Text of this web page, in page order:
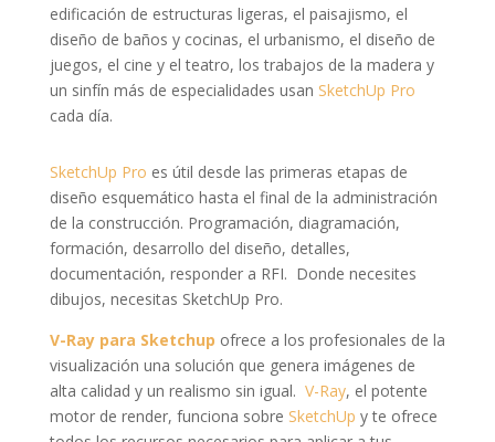
edificación de estructuras ligeras, el paisajismo, el
diseño de baños y cocinas, el urbanismo, el diseño de
juegos, el cine y el teatro, los trabajos de la madera y
un sinfín más de especialidades usan SketchUp Pro
cada día.
SketchUp Pro es útil desde las primeras etapas de
diseño esquemático hasta el final de la administración
de la construcción. Programación, diagramación,
formación, desarrollo del diseño, detalles,
documentación, responder a RFI. Donde necesites
dibujos, necesitas SketchUp Pro.
V-Ray para Sketchup ofrece a los profesionales de la
visualización una solución que genera imágenes de
alta calidad y un realismo sin igual. V-Ray, el potente
motor de render, funciona sobre SketchUp y te ofrece